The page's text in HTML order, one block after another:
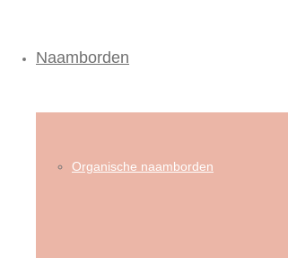
Naamborden
Organische naamborden